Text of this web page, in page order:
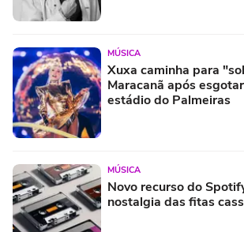
MÚSICA
Xuxa caminha para
Maracanã após
estádio do Palmeiras
MÚSICA
Novo recurso do
nostalgia das fitas